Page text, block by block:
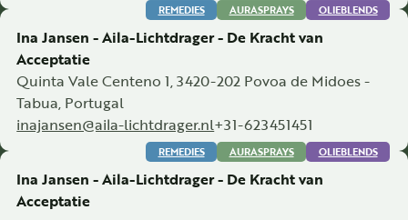
Ina Jansen - Aila-Lichtdrager - De Kracht van
Acceptatie
Quinta Vale Centeno 1, 3420-202 Povoa de Midoes -
Tabua, Portugal
inajansen@aila-lichtdrager.nl+31-623451451
REMEDIES AURASPRAYS OLIEBLENDS
Ina Jansen - Aila-Lichtdrager - De Kracht van
Acceptatie
REMEDIES AURASPRAYS OLIEBLENDS